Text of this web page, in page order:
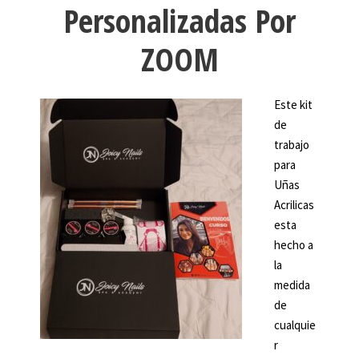
s
$
3
4
5
.
0
$
1
9
9
.
0
0
.
a
n
t
y
Personalizadas Por
ZOOM
Este kit
de
trabajo
para
Uñas
Acrilicas
esta
hecho a
la
medida
de
cualquie
r